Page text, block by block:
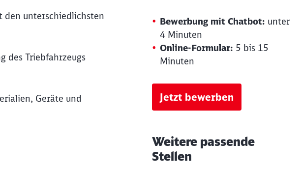
den unterschiedlichsten
des Triebfahrzeugs
Geräte und
Bewerbung mit Chatbot: unter
4 Minuten
Online-Formular: 5 bis 15
Minuten
Jetzt bewerben
Weitere passende
Stellen